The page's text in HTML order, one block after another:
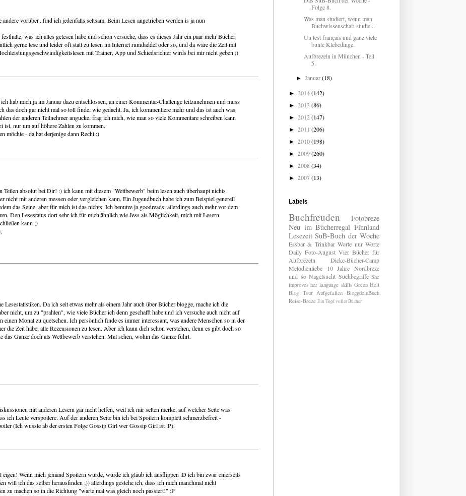
vorüber...find ich jedenfalls seltsam. Beim Lesen angetrieben werden is ja nun
was ich alles gelesen habe und schon versuche, dass es dieses Jahr ein paar mehr Bücher
gerne lese und leider oft statt zu lesen im Internet rumdaddel oder so, und da wäre die Zeit mit
mit Trainer, App und Schiedsrichter wirds bei mir nicht geben ;)
hab mich ja im Januar dazu entschlossen, an einer Kommentar-Challenge teilzunehmen und muss
das doch gar nicht mal so toll finde, wie gedacht. Ja, ich kommentiere mehr und das ist auch was
der anderen Teilnehmer angucke, frag ich mich, wie man so viele Kommentare schreiben kann
ist, nur um auf höhere Zahlen zu kommen.
möchte - da hat derjenige dann Recht ;)
absolut bei Dir! :) ich kann mit diesem "Wettbewerb" beim lesen auch überhaupt nichts
nicht mit anderen messen oder vergleichen kann. Ein Jugendbuch habe ich zum Beispiel generell
das Seine, aber für mich ist das nichts. Ich benutze ja goodreads, allerdings auch mehr vor dem
Den Lesestatus dort sehr ich für mich ähnlich wie Jess als Möglichkeit, mich mit Lesern
kann ;)
Lesestatistiken. Da ich seit etwas mehr als einem Jahr auch über Bücher blogge, mache ich die
nicht, um zu "prahlen", wie viele Bücher ich denn geschafft habe und ich versuche auch nicht auf
Monat zu quetschen. Ich persönlich finde es immer interessant, was andere Menschen so in der
die Zeit habe, alle Rezensionen zu lesen. Aber ich kann dich schon verstehen, denn es gibt doch so
das Ganze doch als Wettbewerb verstehen. Mal sehen, wohin das Ganze führt.
mit anderen Lesern gar nicht helfen, weil ich mir selten merke, auf welcher Seite was
ich Leute verspoilere. Auf der anderen Seite bin ich bei Spoilern komplett schmerzbefreit -
(Ich wusste ab der ersten Folge Gossip Girl wer Gossip Girl ist :P).
eigen! Wenn mich jemand Spoilern würde, würde ich glaub ich ausflippen :D ich bin zwar einerseits
will ich das selber herausfinden ;)) allerdings gestehe ich, dass ich mich manchmal nicht
zu machen so in die Richtung "warte mal was gleich noch passiert!" :P
Folge 8.
Was man studiert, wenn man
Buchwissenschaft studie...
Un test français und ganz viele
bunte Klebedinge.
Aufbrezeln in München - Teil
5.
►Januar(18)
► 2014(142)
► 2013 (86)
► 2012(147)
► 2011 (206)
► 2010(198)
► 2009(260)
► 2008(34)
► 2007(13)
Labels
Buchfreuden
Fotobreze
Neu im Bücherregal Finnland
Lesezeit SuB-Buch der Woche
Essbar & Trinkbar Worte nur Worte
Daily Foto-August Vier Bücher für
Aufbrezeln
Dicke-Bücher-Camp
Melodienliebe
10 Jahre Nordbreze
und so Nagelsucht Suchbegriffe She
improves her language skills Green Hell
Blog Tour Aufgefallen BloggdeinBuch
Reise-Breze Ein Topf voller Bücher